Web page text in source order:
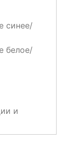
синее/
белое/
и